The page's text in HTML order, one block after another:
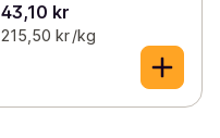
43,10 kr
215,50 kr /kg